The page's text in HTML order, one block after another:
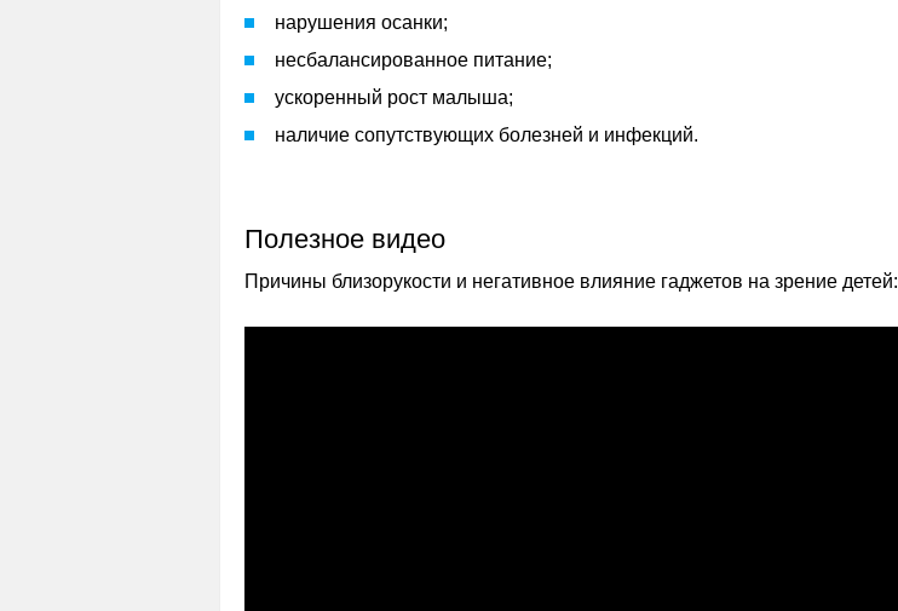
нарушения осанки;
несбалансированное питание;
ускоренный рост малыша;
наличие сопутствующих болезней и инфекций.
Полезное видео
Причины близорукости и негативное влияние гаджетов на зрение детей: